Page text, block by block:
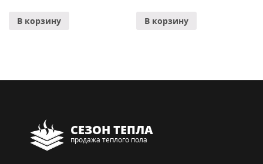
В корзину В корзину
СЕЗОН ТЕПЛА
продажа теплого пола